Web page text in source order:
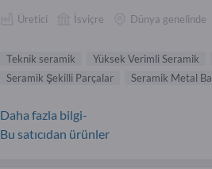
Üretici İsviçre Dünya genelinde
Teknik seramik Yüksek Verimli Seramik
Seramik Şekilli Parçalar
Seramik Metal
Daha fazla bilgi-
Bu satıcıdan ürünler